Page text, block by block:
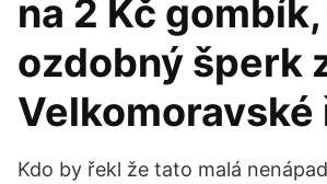
na 2 Kč
ozdobný šperk
Velkomoravské
Kdo by řekl že tato malá